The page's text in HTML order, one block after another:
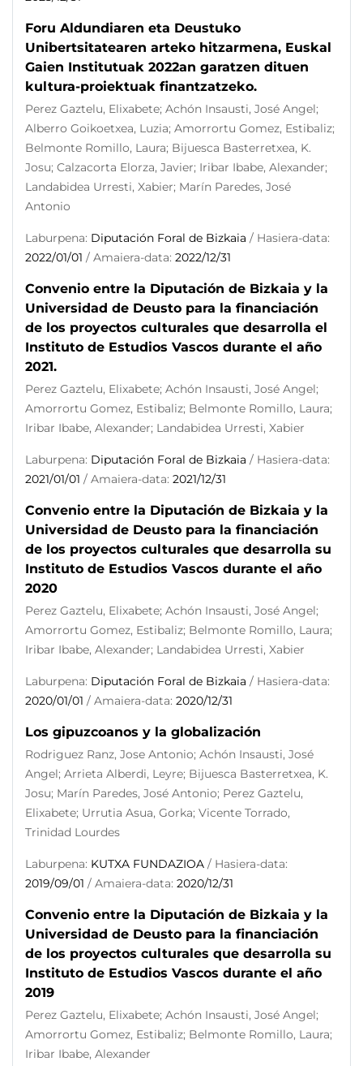
Foru Aldundiaren eta Deustuko
Unibertsitatearen arteko hitzarmena, Euskal
Gaien Institutuak 2022an garatzen dituen
kultura-proiektuak finantzatzeko.
Perez Gaztelu, Elixabete; Achón Insausti, José Angel;
Alberro Goikoetxea, Luzia; Amorrortu Gomez, Estibaliz;
Belmonte Romillo, Laura; Bijuesca Basterretxea, K.
Josu; Calzacorta Elorza, Javier; Iribar Ibabe, Alexander;
Landabidea Urresti, Xabier; Marín Paredes, José
Antonio
Laburpena: Diputación Foral de Bizkaia / Hasiera-data:
2022/01/01 / Amaiera-data: 2022/12/31
Convenio entre la Diputación de Bizkaia y la
Universidad de Deusto para la financiación
de los proyectos culturales que desarrolla el
Instituto de Estudios Vascos durante el año
2021.
Perez Gaztelu, Elixabete; Achón Insausti, José Angel;
Amorrortu Gomez, Estibaliz; Belmonte Romillo, Laura;
Iribar Ibabe, Alexander; Landabidea Urresti, Xabier
Laburpena: Diputación Foral de Bizkaia / Hasiera-data:
2021/01/01 / Amaiera-data: 2021/12/31
Convenio entre la Diputación de Bizkaia y la
Universidad de Deusto para la financiación
de los proyectos culturales que desarrolla su
Instituto de Estudios Vascos durante el año
2020
Perez Gaztelu, Elixabete; Achón Insausti, José Angel;
Amorrortu Gomez, Estibaliz; Belmonte Romillo, Laura;
Iribar Ibabe, Alexander; Landabidea Urresti, Xabier
Laburpena: Diputación Foral de Bizkaia / Hasiera-data:
2020/01/01 / Amaiera-data: 2020/12/31
Los gipuzcoanos y la globalización
Rodriguez Ranz, Jose Antonio; Achón Insausti, José
Angel; Arrieta Alberdi, Leyre; Bijuesca Basterretxea, K.
Josu; Marín Paredes, José Antonio; Perez Gaztelu,
Elixabete; Urrutia Asua, Gorka; Vicente Torrado,
Trinidad Lourdes
Laburpena: KUTXA FUNDAZIOA / Hasiera-data:
2019/09/01 / Amaiera-data: 2020/12/31
Convenio entre la Diputación de Bizkaia y la
Universidad de Deusto para la financiación
de los proyectos culturales que desarrolla su
Instituto de Estudios Vascos durante el año
2019
Perez Gaztelu, Elixabete; Achón Insausti, José Angel;
Amorrortu Gomez, Estibaliz; Belmonte Romillo, Laura;
Iribar Ibabe, Alexander